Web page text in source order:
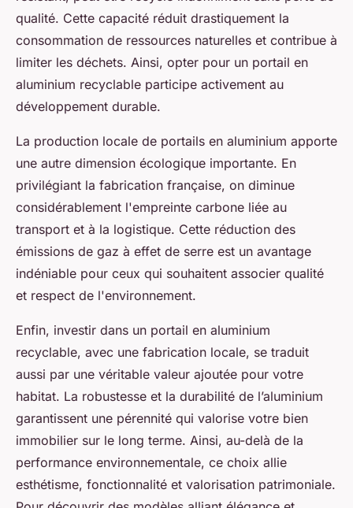
qualité. Cette capacité réduit drastiquement la
consommation de ressources naturelles et contribue à
limiter les déchets. Ainsi, opter pour un portail en
aluminium recyclable participe activement au
développement durable.
La production locale de portails en aluminium apporte
une autre dimension écologique importante. En
privilégiant la fabrication française, on diminue
considérablement l'empreinte carbone liée au
transport et à la logistique. Cette réduction des
émissions de gaz à effet de serre est un avantage
indéniable pour ceux qui souhaitent associer qualité
et respect de l'environnement.
Enfin, investir dans un portail en aluminium
recyclable, avec une fabrication locale, se traduit
aussi par une véritable valeur ajoutée pour votre
habitat. La robustesse et la durabilité de l’aluminium
garantissent une pérennité qui valorise votre bien
immobilier sur le long terme. Ainsi, au-delà de la
performance environnementale, ce choix allie
esthétisme, fonctionnalité et valorisation patrimoniale.